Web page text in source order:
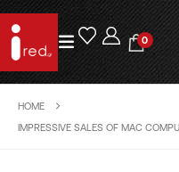
0
HOME
IMPRESSIVE SALES OF MAC